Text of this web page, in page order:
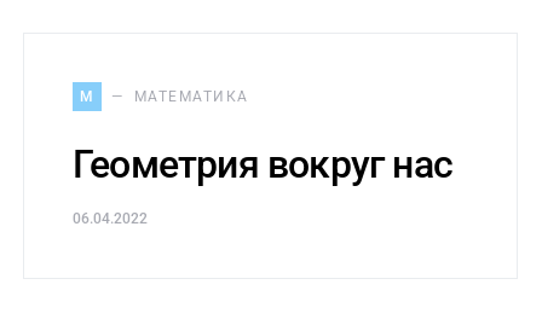
М МАТЕМАТИКА
Геометрия вокруг нас
06.04.2022